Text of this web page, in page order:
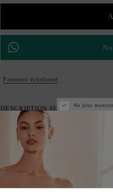
Paiement échelonné
DESCRIPTION SHORT
DESCRIPTION
Ne plus montrer.